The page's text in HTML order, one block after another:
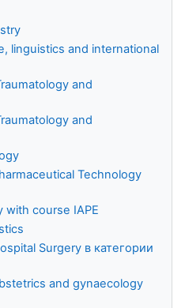
linguistics and international
and
and
Technology
with course IAPE
Surgery в категории
and gynaecology